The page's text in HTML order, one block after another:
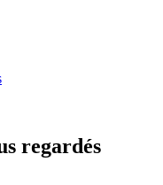
regardés